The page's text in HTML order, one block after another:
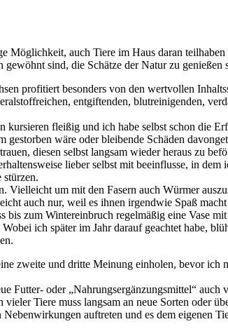
Möglichkeit, auch Tiere im Haus daran teilhaben
sind, die Schätze der Natur zu genießen
profitiert besonders von den wertvollen
entgiftenden, blutreinigenden,
fleißig und ich habe selbst schon die
wäre oder bleibende Schäden
diesen selbst langsam wieder heraus zu
lieber selbst mit beeinflusse, in dem
stürzen.
Vielleicht um mit den Fasern auch Würmer
auch nur, weil es ihnen irgendwie Spaß
zum Wintereinbruch regelmäßig eine Vase
ich später im Jahr darauf geachtet habe,
zweite und dritte Meinung einholen, bevor ich
Futter- oder „Nahrungsergänzungsmittel“ auch
Tiere muss langsam an neue Sorten oder
auftreten und es dem eigenen